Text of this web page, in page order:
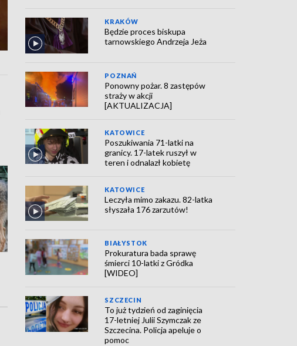
KRAKÓW
Będzie proces biskupa
tarnowskiego Andrzeja Jeża
POZNAŃ
Ponowny pożar. 8 zastępów
straży w akcji
[AKTUALIZACJA]
KATOWICE
Poszukiwania 71-latki na
granicy. 17-latek ruszył w
teren i odnalazł kobietę
KATOWICE
Leczyła mimo zakazu. 82-latka
słyszała 176 zarzutów!
BIAŁYSTOK
Prokuratura bada sprawę
śmierci 10-latki z Gródka
[WIDEO]
SZCZECIN
To już tydzień od zaginięcia
17-letniej Julii Szymczak ze
Szczecina. Policja apeluje o
pomoc